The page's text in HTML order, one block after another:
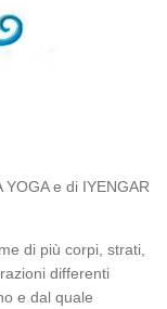
e di IYENGAR
di più corpi, strati,
differenti
e dal quale